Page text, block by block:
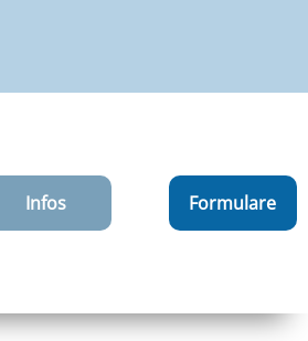
Infos Formulare